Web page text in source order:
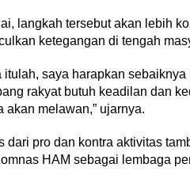
langkah tersebut akan lebih
ketegangan di tengah
itulah, saya harapkan
rakyat butuh keadilan dan
akan melawan,” ujarnya.
dari pro dan kontra aktivitas
HAM sebagai lembaga